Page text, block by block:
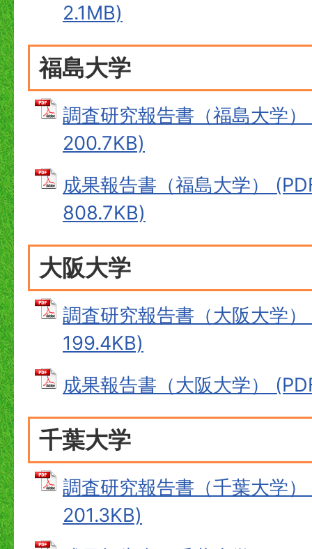
2.1MB)
福島大学
調査研究報告書（福島大学
200.7KB)
成果報告書（福島大学）
808.7KB)
大阪大学
調査研究報告書（大阪大学
199.4KB)
成果報告書（大阪大学）
千葉大学
調査研究報告書（千葉大学
201.3KB)